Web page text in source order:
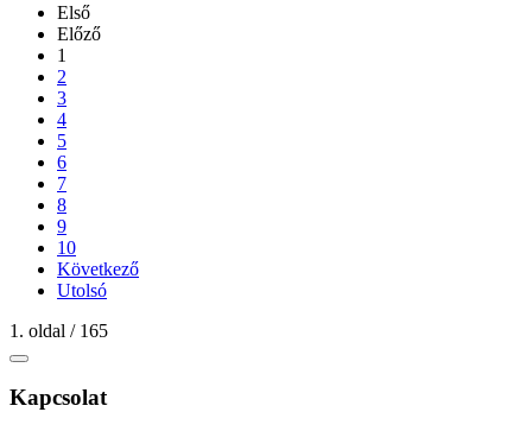
Első
Előző
1
2
3
4
5
6
7
8
9
10
Következő
Utolsó
1. oldal / 165
Kapcsolat